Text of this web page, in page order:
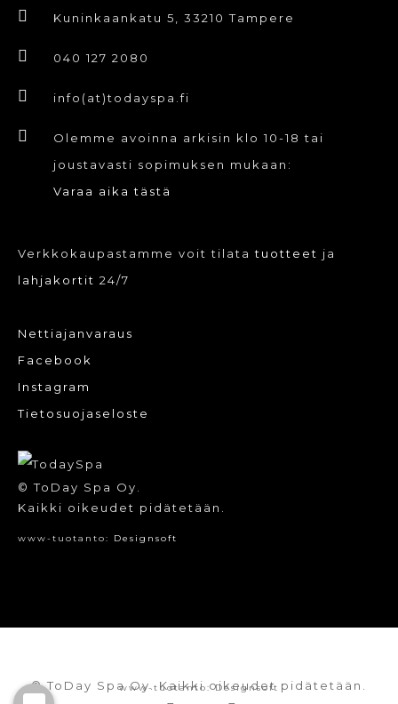
Kuninkaankatu 5, 33210 Tampere
040 127 2080
info(at)todayspa.fi
Olemme avoinna arkisin klo 10-18 tai
joustavasti sopimuksen mukaan:
Varaa aika tästä
Verkkokaupastamme voit tilatatuotteet ja
lahjakortit 24/7
Nettiajanvaraus
Facebook
Instagram
Tietosuojaseloste
© ToDay Spa Oy.
Kaikki oikeudet pidätetään.
www-tuotanto: Designsoft
© ToDay Spa Oy. Kaikki oikeudet pidätetään.
www-tuotanto:Designsoft